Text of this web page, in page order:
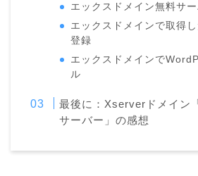
エックスドメイン無料サ
エックスドメインで取得
登録
エックスドメインで
ル
最後に：Xserverドメイン
サーバー」の感想